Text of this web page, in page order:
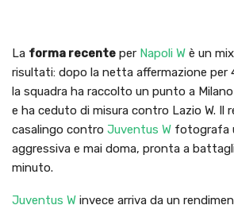
La forma recente per Napoli W è un
risultati: dopo la netta affermazione per
la squadra ha raccolto un punto a Milano
e ha ceduto di misura contro Lazio W. Il
casalingo contro Juventus W fotografa
aggressiva e mai doma, pronta a
minuto.
Juventus W invece arriva da un